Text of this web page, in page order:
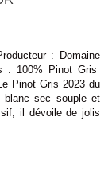
: Domaine
: 100% Pinot Gris
Pinot Gris 2023 du
blanc sec souple et
il dévoile de jolis